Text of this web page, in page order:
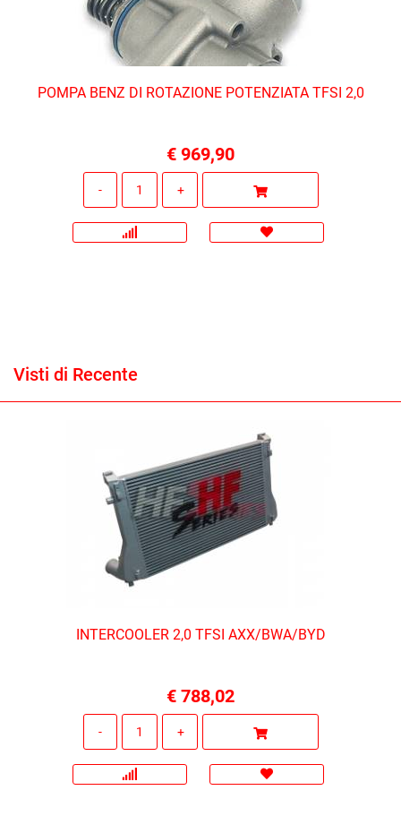
POMPA BENZ DI ROTAZIONE POTENZIATA TFSI 2,0
€ 969,90
Visti di Recente
INTERCOOLER 2,0 TFSI AXX/BWA/BYD
€ 788,02